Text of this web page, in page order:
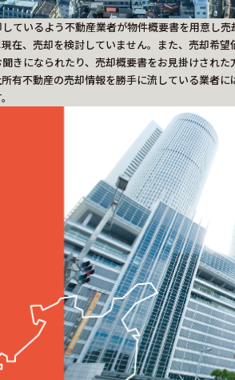
ているよう不動産業者が物件概要書を用意し
在、売却を検討していません。また、売却希望
になられたり、売却概要書をお見掛けされた
不動産の売却情報を勝手に流している業者に